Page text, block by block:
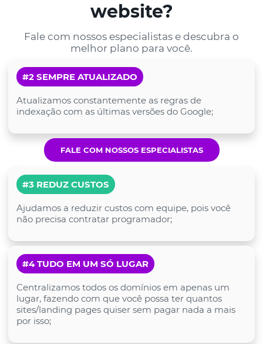
website?
Fale com nossos especialistas e descubra o
melhor plano para você.
#2 SEMPRE ATUALIZADO
Atualizamos constantemente as regras de
indexação com as últimas versões do Google;
FALE COM NOSSOS ESPECIALISTAS
#3 REDUZ CUSTOS
Ajudamos a reduzir custos com equipe, pois você
não precisa contratar programador;
#4 TUDO EM UM SÓ LUGAR
Centralizamos todos os domínios em apenas um
lugar, fazendo com que você possa ter quantos
sites/landing pages quiser sem pagar nada a mais
por isso;